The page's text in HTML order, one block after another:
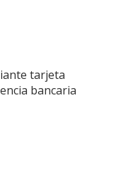
tarjeta
bancaria